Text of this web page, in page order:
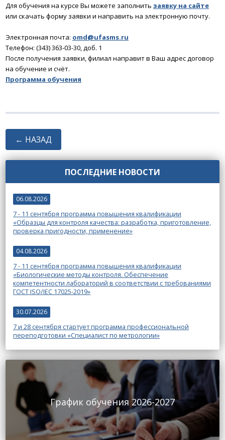
Для обучения на курсе Вы можете заполнить заявку на сайте
или скачать форму заявки и направить на электронную почту.
Электронная почта: omd@ufasms.ru
Телефон: (343) 363-03-30, доб. 1
После получения заявки, филиал направит в Ваш адрес договор
на обучение и счёт.
Программа обучения
← НАЗАД
ПОСЛЕДНИЕ НОВОСТИ
06.08.2026
7 - 11 сентября программа повышения квалификации
«Образцы для контроля качества: разработка, приготовление,
проверка пригодности, применение»
04.08.2026
7 - 11 сентября программа повышения квалификации
«Биологические методы контроля. Обеспечение
компетентности лабораторий в соответствии с требованиями
ГОСТ ISO/IEC 17025-2019»
30.07.2026
7 и 28 сентября стартует программа профессиональной
переподготовки «Специалист по метрологии»
График обучения 2026-2027